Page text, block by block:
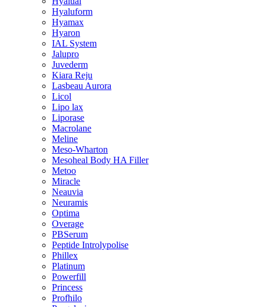
Hyaluform
Hyamax
Hyaron
IAL System
Jalupro
Juvederm
Kiara Reju
Lasbeau Aurora
Licol
Lipo lax
Liporase
Macrolane
Meline
Meso-Wharton
Mesoheal Body HA Filler
Metoo
Miracle
Neauvia
Neuramis
Optima
Overage
PBSerum
Peptide Introlypolise
Phillex
Platinum
Powerfill
Princess
Profhilo